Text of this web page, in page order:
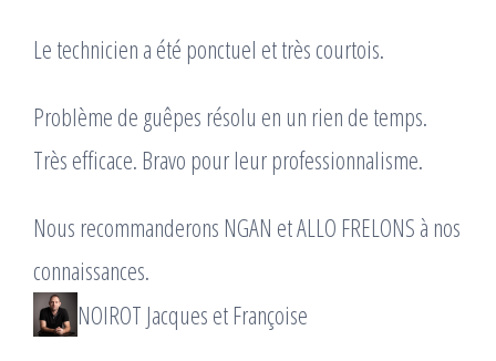
Le technicien a été ponctuel et très courtois.
Problème de guêpes résolu en un rien de temps.
Très efficace. Bravo pour leur professionnalisme.
Nous recommanderons NGAN et ALLO FRELONS à nos
connaissances.
NOIROT Jacques et Françoise